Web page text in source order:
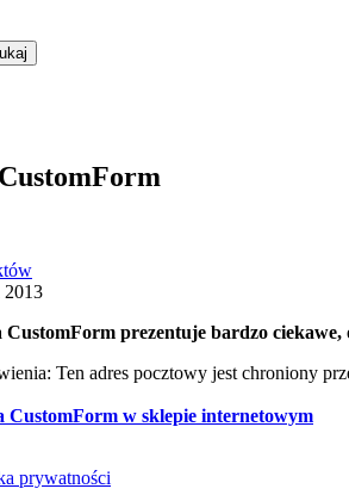
2013
CustomForm prezentuje bardzo
Ten adres pocztowy jest chroniony
CustomForm w sklepie internetowym
prywatności